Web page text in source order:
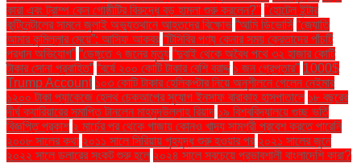
কারা এবং ট্রাম্প কেন গোষ্ঠীটির বিরুদ্ধে বড় হামলা শুরু করলেন?" "হোটেল ইন্টার
কন্টিনেন্টালের সামনে জুলাই অভ্যুত্থানে আহতদের বিক্ষোভ “আমি ডিভোর্সি “জ্যোতি
আমার কুমিল্লার মেয়ে”: আসিফ আকবর “টিসিবির পণ্য কেনার সময় ক্রেতাদের পাঁচটি
প্রধান অভিযোগ” “ডেঙ্গুতে ৭ জনের মৃত্যু “দুবাই থেকে অবৈধ পথে ৩২ হাজার কোটি
টাকার সোনা প্রবাহিত” “বর্ষে ২০০ কোটি টাকার বেশি বরাদ্দ ১ জন গ্রেপ্তার" 1000$
Trump Account ১০৩ কোটি টাকার হেলিকপ্টার নিয়ে অনুশীলনে গেলেন নেইমার
১২০০ টাকা প্যাকেজে হেলথ চেকআপের সুযোগ ইনসাফ বারাকাহ হাসপাতালে ১৮ বছরের
দীর্ঘ ক্যারিয়ারের সমাপ্তি টানলেন মাহমুদউল্লাহ রিয়াদ ১৯ বিশ্ববিদ্যালয়ে গুচ্ছ ভর্তি
বিজ্ঞপ্তি প্রকাশ ২ মার্চের পর থেকে গাজায় কোনও খাদ্য সামগ্রী প্রবেশ করতে পারেনি
২০০৮ সালের কথা ২০১১ সালে সিরিয়ায় গৃহযুদ্ধ শুরু হওয়ার পর ২০২১ সালের জুনে
২০২২ সালে ডলারের সংকট শুরু হলে ২০২৪ সালে সবচেয়ে প্রভাবশালী বাংলাদেশি কারা?